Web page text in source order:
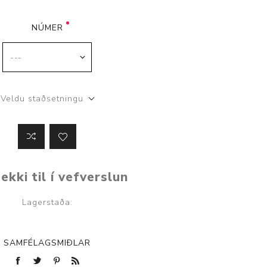
NÚMER
Veldu staðsetningu
til í vefverslun
Lagerstaða:
SAMFÉLAGSMIÐLAR